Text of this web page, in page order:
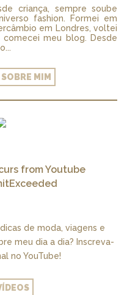
criança, sempre soube
fashion. Formei em
em Londres, voltei
meu blog. Desde
MIM
from Youtube
de moda, viagens e
meu dia a dia? Inscreva-
no YouTube!